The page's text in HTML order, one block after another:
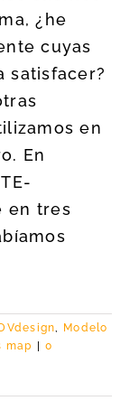
¿he
cuyas
satisfacer?
en
En
en tres
, Modelo
map | 0